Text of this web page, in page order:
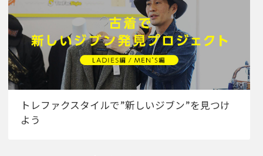
トレファクスタイルで”新しいジブン”を見つけ
よう